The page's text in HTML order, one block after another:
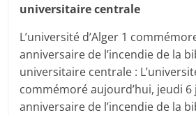
universitaire centrale
L’université d’Alger 1
anniversaire de l’incendie de la
universitaire centrale :
commémoré aujourd’hui, jeudi 6
anniversaire de l’incendie de la